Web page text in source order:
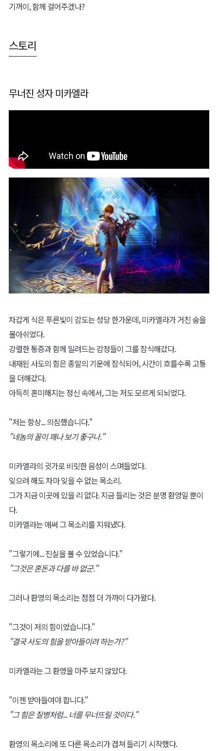
기꺼이, 함께 걸어주겠나?
스토리
무너진 성자 미카엘라
차갑게 식은 푸른빛이 감도는 성당 한가운데, 미카엘라가 거친 숨을
몰아쉬었다.
강렬한 통증과 함께 밀려드는 감정들이 그를 잠식해갔다.
내재된 사도의 힘은 종말의 기운에 잠식되어, 시간이 흐를수록 고통
을 더해갔다.
아득히 혼미해지는 정신 속에서, 그는 저도 모르게 되뇌었다.
"저는 항상... 의심했습니다."
"네놈의 꼴이 꽤나 보기 좋구나."
미카엘라의 귓가로 비릿한 음성이 스며들었다.
잊으려 해도 차마 잊을 수 없는 목소리.
그가 지금 이곳에 있을 리 없다. 지금 들리는 것은 분명 환영일 뿐이
다.
미카엘라는 애써 그 목소리를 지워냈다.
"그렇기에... 진실을 볼 수 있었습니다."
"그것은 혼돈과 다를 바 없군."
그러나 환영의 목소리는 점점 더 가까이 다가왔다.
"그것이 저의 힘이었습니다."
"결국 사도의 힘을 받아들이려 하는가?"
미카엘라는 그 환영을 마주 보지 않았다.
"이젠 받아들여야 합니다."
"그 힘은 질병처럼... 너를 무너뜨릴 것이다."
환영의 목소리에 또 다른 목소리가 겹쳐 들리기 시작했다.